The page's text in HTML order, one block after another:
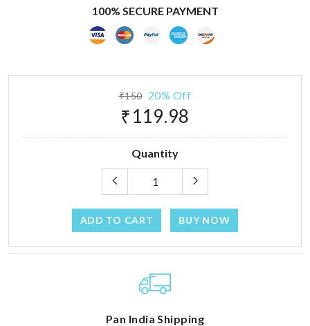
100% SECURE PAYMENT
₹150 20% Off
₹119.98
Quantity
ADD TO CART BUY NOW
Pan India Shipping